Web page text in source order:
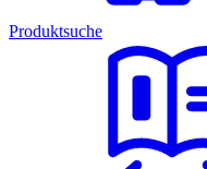
Produktsuche